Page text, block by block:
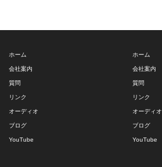
ホーム
会社案内
質問
リンク
オーディオ
ブログ
YouTube
ホーム
会社案内
質問
リンク
オーディオ
ブログ
YouTube